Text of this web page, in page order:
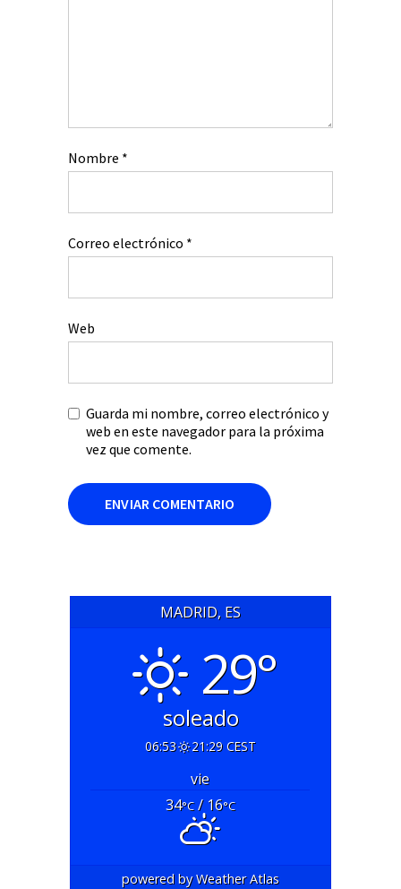
Nombre *
Correo electrónico *
Web
Guarda mi nombre, correo electrónico y
web en este navegador para la próxima
vez que comente.
MADRID, ES
29°
soleado
06:53 21:29 CEST
vie
34°C/ 16°C
powered byWeather Atlas